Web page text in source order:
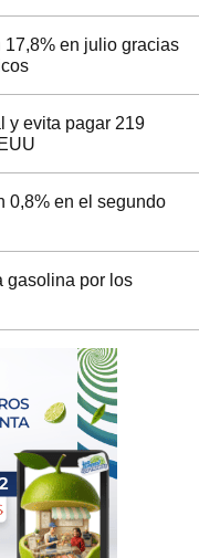
en julio gracias
y evita pagar 219
0,8% en el segundo
gasolina por los